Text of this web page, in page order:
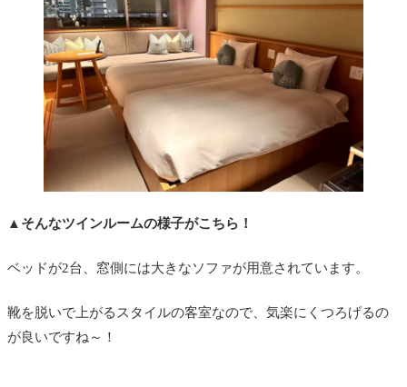
▲ そんなツインルームの様子がこちら！
ベッドが2台、窓側には大きなソファが用意されています。
靴を脱いで上がるスタイルの客室なので、気楽にくつろげるの
が良いですね～！